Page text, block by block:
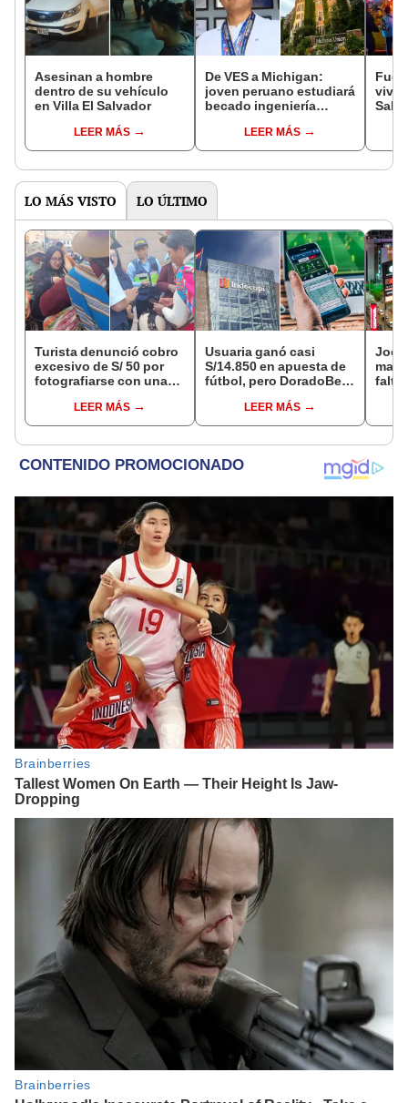
Asesinan a hombre
dentro de su vehículo
en Villa El Salvador
LEER MÁS
De VES a Michigan:
joven peruano estudiará
becado ingeniería
trabajar en la NASA
LEER MÁS
LO MÁS VISTO LO ÚLTIMO
Turista denunció cobro
excesivo de S/ 50 por
fotografiarse con una
Serenazgo recuperó el
dinero
LEER MÁS
Usuaria ganó casi
S/14.850 en apuesta de
fútbol, pero DoradoBet
Indecopi multó a la
empresa con más de S/
LEER MÁS
falta